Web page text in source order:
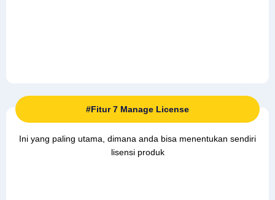
#Fitur 7 Manage License
Ini yang paling utama, dimana anda bisa menentukan sendiri
lisensi produk